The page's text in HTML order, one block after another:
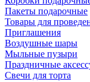
Пакеты подарочные
Товары для
Приглашения
Воздушные шары
Мыльные пузыри
Праздничные
Свечи для торта